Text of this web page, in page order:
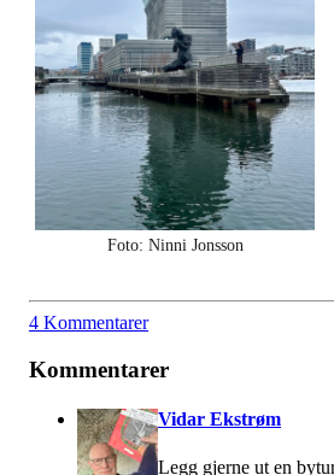
Foto: Ninni Jonsson
4 Kommentarer
Kommentarer
Vidar Ekstrøm
Legg gjerne ut en